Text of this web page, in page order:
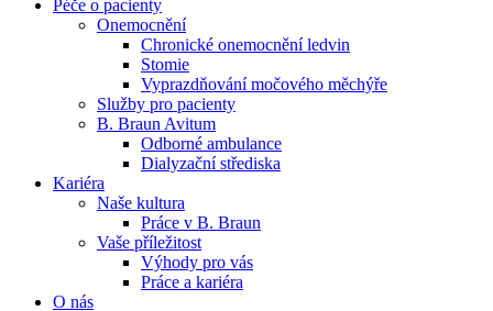
Péče o pacienty
Onemocnění
Chronické onemocnění ledvin
Stomie
Vyprazdňování močového měchýře
Služby pro pacienty
B. Braun Avitum
Odborné ambulance
Dialyzační střediska
Kariéra
Naše kultura
Práce v B. Braun
Vaše příležitost​
Výhody pro vás
Práce a kariéra
O nás